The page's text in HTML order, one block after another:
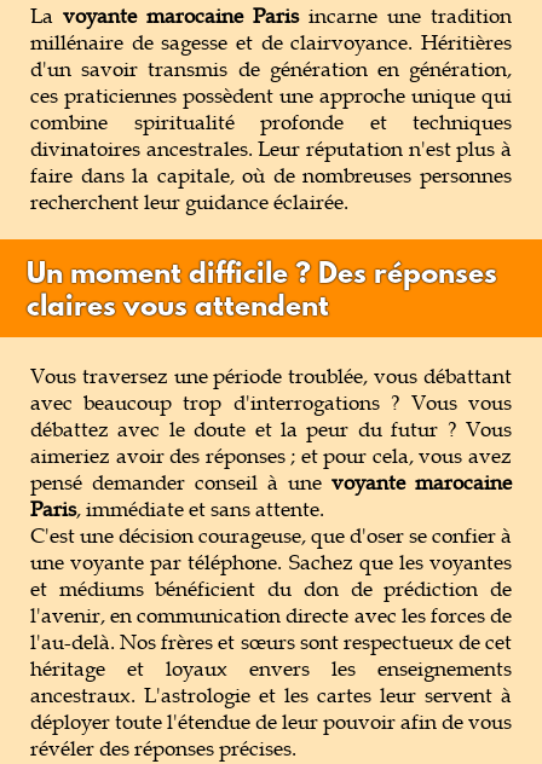
La voyante marocaine Parisincarne une tradition
millénaire de sagesse et de clairvoyance. Héritières
d'un savoir transmis de génération en génération,
ces praticiennes possèdent une approche unique qui
combine spiritualité profonde et techniques
divinatoires ancestrales. Leur réputation n'est plus à
faire dans la capitale, où de nombreuses personnes
recherchent leur guidance éclairée.
Un moment difficile ? Des réponses
claires vous attendent
Vous traversez une période troublée, vous débattant
avec beaucoup trop d'interrogations ? Vous vous
débattez avec le doute et la peur du futur ? Vous
aimeriez avoir des réponses ; et pour cela, vous avez
pensé demander conseil à une voyante marocaine
Paris, immédiate et sans attente.
C'est une décision courageuse, que d'oser se confier à
une voyante par téléphone. Sachez que les voyantes
et médiums bénéficient du don de prédiction de
l'avenir, en communication directe avec les forces de
l'au-delà. Nos frères et sœurs sont respectueux de cet
héritage et loyaux envers les enseignements
ancestraux. L'astrologie et les cartes leur servent à
déployer toute l'étendue de leur pouvoir afin de vous
révéler des réponses précises.